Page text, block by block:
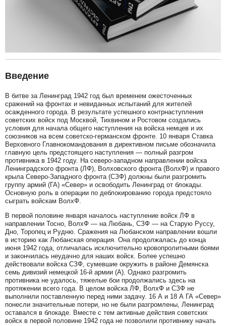
Введение
В битве за Ленинград 1942 год был временем ожесточенных
сражений на фронтах и невиданных испытаний для жителей
осажденного города. В результате успешного контрнаступления
советских войск под Москвой, Тихвином и Ростовом создались
условия для начала общего наступления на войска немцев и их
союзников на всем советско-германском фронте. 10 января Ставка
Верховного Главнокомандования в директивном письме обозначила
главную цель предстоящего наступления — полный разгром
противника в 1942 году. На северо-западном направлении войска
Ленинградского фронта (ЛФ), Волховского фронта (ВолхФ) и правого
крыла Северо-Западного фронта (СЗФ) должны были разгромить
группу армий (ГА) «Север» и освободить Ленинград от блокады.
Основную роль в операции по деблокированию города предстояло
сыграть войскам ВолхФ.
В первой половине января началось наступление войск ЛФ в
направлении Тосно, ВолхФ — на Любань, СЗФ — на Старую Руссу,
Дно, Торопец и Рудню. Сражения на Любанском направлении вошли
в историю как Любанская операция. Она продолжалась до конца
июня 1942 года, отличалась исключительно кровопролитными боями
и закончилась неудачно для наших войск. Более успешно
действовали войска СЗФ, сумевшие окружить в районе Демянска
семь дивизий немецкой 16-й армии (А). Однако разгромить
противника не удалось, тяжелые бои продолжались здесь на
протяжении всего года. В целом войска ЛФ, ВолхФ и СЗФ не
выполнили поставленную перед ними задачу. 16 А и 18 А ГА «Север»
понесли значительные потери, но не были разгромлены, Ленинград
оставался в блокаде. Вместе с тем активные действия советских
войск в первой половине 1942 года не позволили противнику начать